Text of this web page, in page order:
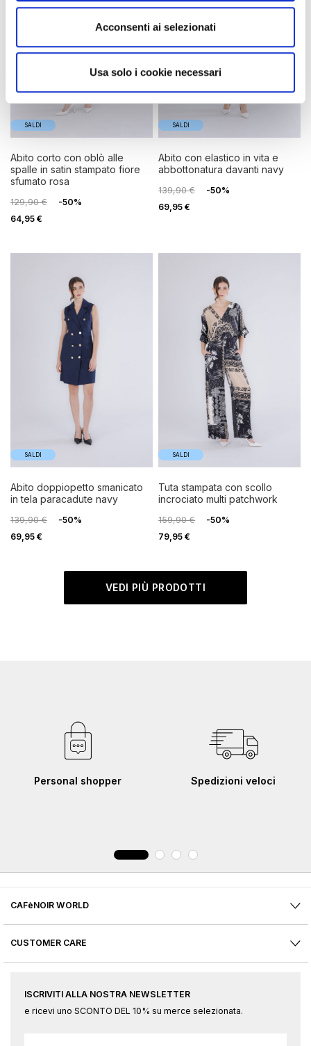
Acconsenti ai selezionati
Usa solo i cookie necessari
SALDI
abito corto con oblò alle
spalle in satin stampato fiore
sfumato rosa
129,90 €
-50%
64,95 €
SALDI
abito con elastico in vita e
abbottonatura davanti navy
139,90 €
-50%
69,95 €
SALDI
abito doppiopetto smanicato
in tela paracadute navy
139,90 €
-50%
69,95 €
SALDI
tuta stampata con scollo
incrociato multi patchwork
159,90 €
-50%
79,95 €
VEDI PIÙ PRODOTTI
Personal shopper Spedizioni veloci
CAFèNOIR WORLD
CUSTOMER CARE
ISCRIVITI ALLA NOSTRA NEWSLETTER
e ricevi uno SCONTO DEL 10% su merce selezionata.